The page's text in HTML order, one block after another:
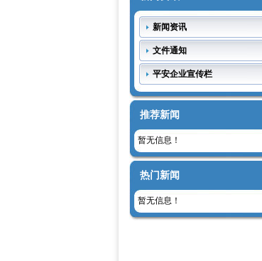
新闻资讯
文件通知
平安企业宣传栏
推荐新闻
暂无信息！
热门新闻
暂无信息！